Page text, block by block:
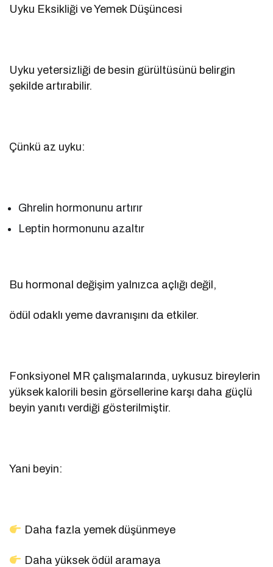
Uyku Eksikliği ve Yemek Düşüncesi
Uyku yetersizliği de besin gürültüsünü belirgin
şekilde artırabilir.
Çünkü az uyku:
Ghrelin hormonunu artırır
Leptin hormonunu azaltır
Bu hormonal değişim yalnızca açlığı değil,
ödül odaklı yeme davranışını da etkiler.
Fonksiyonel MR çalışmalarında, uykusuz bireylerin
yüksek kalorili besin görsellerine karşı daha güçlü
beyin yanıtı verdiği gösterilmiştir.
Yani beyin:
Daha fazla yemek düşünmeye
Daha yüksek ödül aramaya